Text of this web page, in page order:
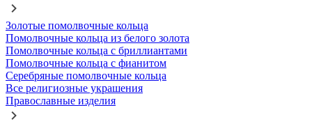
Золотые помолвочные кольца
Помолвочные кольца из белого золота
Помолвочные кольца с бриллиантами
Помолвочные кольца с фианитом
Серебряные помолвочные кольца
Все религиозные украшения
Православные изделия